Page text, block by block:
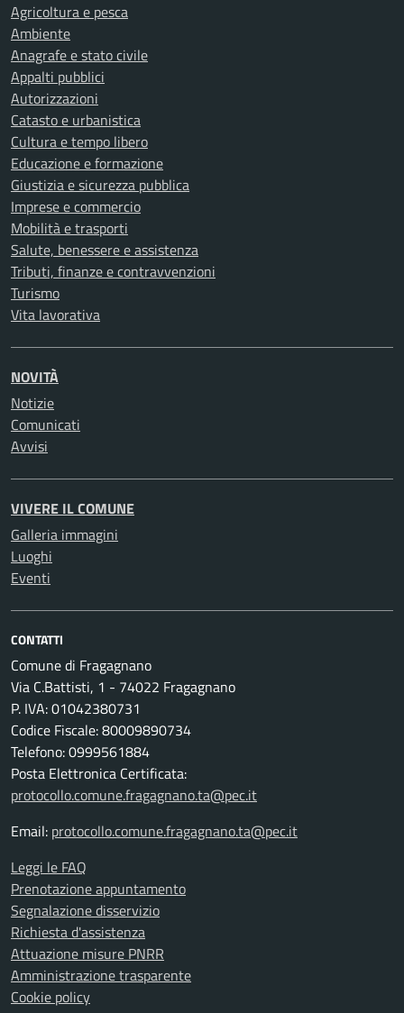
Agricoltura e pesca
Ambiente
Anagrafe e stato civile
Appalti pubblici
Autorizzazioni
Catasto e urbanistica
Cultura e tempo libero
Educazione e formazione
Giustizia e sicurezza pubblica
Imprese e commercio
Mobilità e trasporti
Salute, benessere e assistenza
Tributi, finanze e contravvenzioni
Turismo
Vita lavorativa
NOVITÀ
Notizie
Comunicati
Avvisi
VIVERE IL COMUNE
Galleria immagini
Luoghi
Eventi
CONTATTI
Comune di Fragagnano
Via C.Battisti, 1 - 74022 Fragagnano
P. IVA: 01042380731
Codice Fiscale: 80009890734
Telefono: 0999561884
Posta Elettronica Certificata:
protocollo.comune.fragagnano.ta@pec.it
Email: protocollo.comune.fragagnano.ta@pec.it
Leggi le FAQ
Prenotazione appuntamento
Segnalazione disservizio
Richiesta d'assistenza
Attuazione misure PNRR
Amministrazione trasparente
Cookie policy